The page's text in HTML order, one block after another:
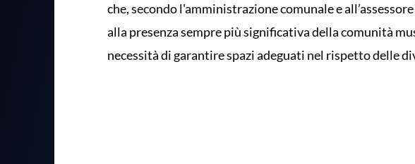
che, secondo l'amministrazione comunale e
alla presenza sempre più significativa della comunità
necessità di garantire spazi adeguati nel rispetto delle